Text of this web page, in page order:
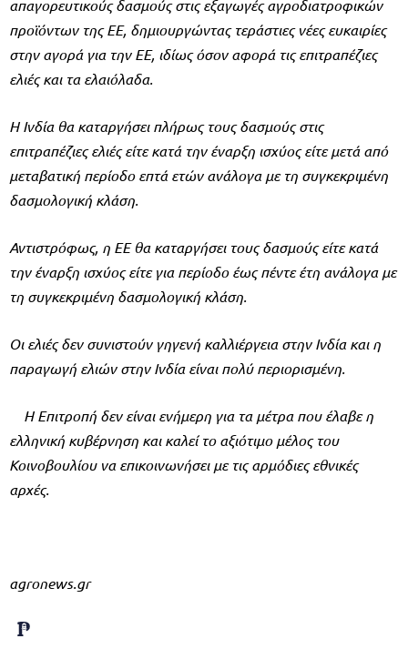
απαγορευτικούς δασμούς στις εξαγωγές αγροδιατροφικών
προϊόντων της ΕΕ, δημιουργώντας τεράστιες νέες ευκαιρίες
στην αγορά για την ΕΕ, ιδίως όσον αφορά τις επιτραπέζιες
ελιές και τα ελαιόλαδα.
Η Ινδία θα καταργήσει πλήρως τους δασμούς στις
επιτραπέζιες ελιές είτε κατά την έναρξη ισχύος είτε μετά από
μεταβατική περίοδο επτά ετών ανάλογα με τη συγκεκριμένη
δασμολογική κλάση.
Αντιστρόφως, η ΕΕ θα καταργήσει τους δασμούς είτε κατά
την έναρξη ισχύος είτε για περίοδο έως πέντε έτη ανάλογα με
τη συγκεκριμένη δασμολογική κλάση.
Οι ελιές δεν συνιστούν γηγενή καλλιέργεια στην Ινδία και η
παραγωγή ελιών στην Ινδία είναι πολύ περιορισμένη.
Η Επιτροπή δεν είναι ενήμερη για τα μέτρα που έλαβε η
ελληνική κυβέρνηση και καλεί το αξιότιμο μέλος του
Κοινοβουλίου να επικοινωνήσει με τις αρμόδιες εθνικές
αρχές.
agronews.gr